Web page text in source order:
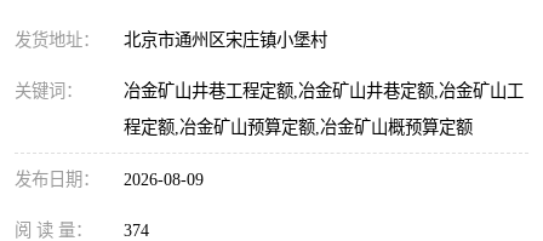
发货地址： 北京市通州区宋庄镇小堡村
关键词：
冶金矿山井巷工程定额,冶金矿山井巷定额,冶金矿山工
程定额,冶金矿山预算定额,冶金矿山概预算定额
发布日期： 2026-08-09
阅 读 量： 374
煤炭建设工程预算定额 钢铁检修工程预算定额
黄金矿山工程预算定额 冶金工业矿山建设工程预
算定额2
冶金工业建设工程预算定
额
人防工程预算定额
电子工程概预算定额